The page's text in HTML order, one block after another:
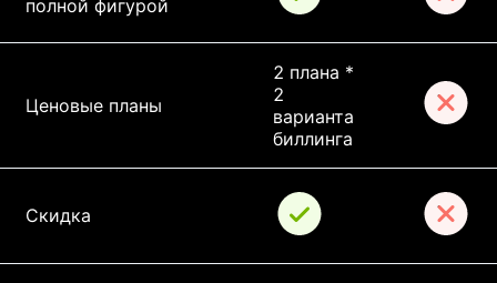
полной фигурой
Ценовые планы
2 плана *
2
варианта
биллинга
Скидка